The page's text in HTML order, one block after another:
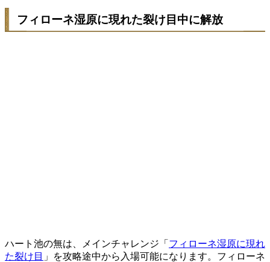
フィローネ湿原に現れた裂け目中に解放
ハート池の無は、メインチャレンジ「 フィローネ湿原に現れ
た裂け目 」を攻略途中から入場可能になります。フィローネ